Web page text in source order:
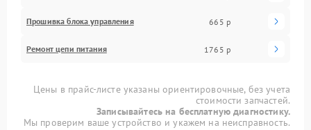
Прошивка блока управления 665 р
Ремонт цепи питания 1765 р
Цены в прайс-листе указаны ориентировочные, без учета
стоимости запчастей.
Записывайтесь на бесплатную диагностику.
Мы проверим ваше устройство и укажем на неисправность.